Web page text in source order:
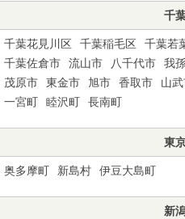
千
千葉花見川区 千葉稲毛区 千葉若
千葉佐倉市
流山市 八千代市 我
茂原市
東金市 旭市 香取市 山
一宮町
睦沢町 長南町
東
奥多摩町 新島村 伊豆大島町
新